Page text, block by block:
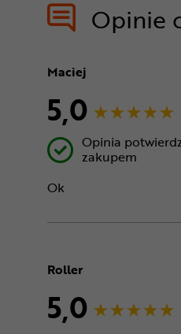
Opinie
Maciej
5,0
Opinia
zakupem
Ok
Roller
5,0